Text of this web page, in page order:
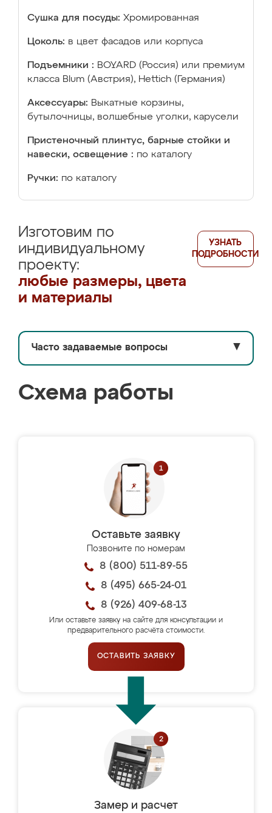
Сушка для посуды: Хромированная
Цоколь: в цвет фасадов или корпуса
Подъемники : BOYARD (Россия) или премиум
класса Blum (Австрия), Hettich (Германия)
Аксессуары: Выкатные корзины,
бутылочницы, волшебные уголки, карусели
Пристеночный плинтус, барные стойки и
навески, освещение : по каталогу
Ручки: по каталогу
Изготовим по
индивидуальному
проекту:
любые размеры, цвета
и материалы
УЗНАТЬ
ПОДРОБНОСТИ
Часто задаваемые вопросы ▼
Схема работы
Оставьте заявку
Позвоните по номерам
8 (800) 511-89-55
8 (495) 665-24-01
8 (926) 409-68-13
Или оставьте заявку на сайте для консультации и
предварительного расчёта стоимости.
ОСТАВИТЬ ЗАЯВКУ
Замер и расчет